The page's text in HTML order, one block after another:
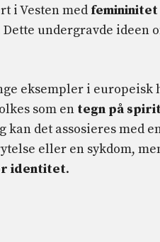
i Vesten med
Dette undergravde ideen
eksempler i europeisk
som en tegn på
kan det assosieres med
eller en sykdom,
identitet.